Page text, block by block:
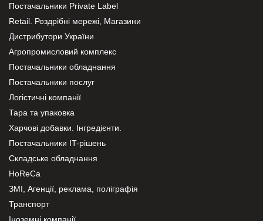
Постачальники Private Label
Retail. Роздрібні мережі, Магазини
Дистрибутори України
Агропромисловий комплекс
Постачальники обладнання
Постачальники послуг
Логістичні компанії
Тара та упаковка
Харчові добавки. Інгредієнти.
Постачальники IT-рішень
Складське обладнання
HoReCa
ЗМІ, Агенції, реклама, поліграфія
Транспорт
Іноземні компанії